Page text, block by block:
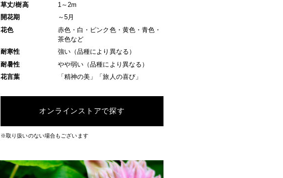
草丈/樹高
1～2m
開花期
～5月
花色
赤色・白・ピンク色・黄色・青色・
茶色など
耐寒性
強い（品種により異なる）
耐暑性
やや弱い（品種により異なる）
花言葉
「精神の美」「旅人の喜び」
オンラインストアで探す
※取り扱いのない場合もございます